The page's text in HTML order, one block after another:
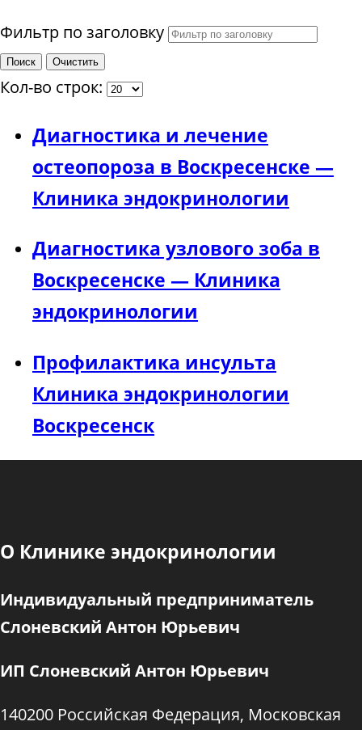
Фильтр по заголовку
Поиск Очистить
Кол-во строк:
Диагностика и лечение
остеопороза в Воскресенске —
Клиника эндокринологии
Диагностика узлового зоба в
Воскресенске — Клиника
эндокринологии
Профилактика инсульта
Клиника эндокринологии
Воскресенск
О Клинике эндокринологии
Индивидуальный предприниматель
Слоневский Антон Юрьевич
ИП Слоневский Антон Юрьевич
140200 Российская Федерация, Московская